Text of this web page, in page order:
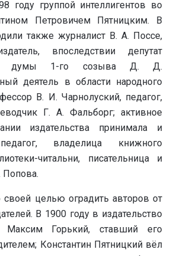
году группой интеллигентов во
Петровичем Пятницким. В
также журналист В. А. Поссе,
впоследствии депутат
думы 1-го созыва Д. Д.
деятель в области народного
В. И. Чарнолуский, педагог,
Г. А. Фальборг; активное
издательства принимала и
владелица книжного
читальни, писательница и
Попова.
своей целью оградить авторов от
В 1900 году в издательство
Горький, ставший его
Константин Пятницкий вёл